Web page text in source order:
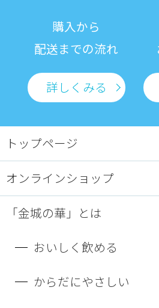
購入から
配送までの流れ
詳しくみる
トップページ
オンラインショップ
「金城の華」とは
おいしく飲める
からだにやさしい